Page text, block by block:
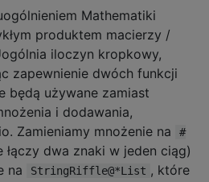
Mathematiki
produktem macierzy /
iloczyn kropkowy,
zapewnienie dwóch funkcji
będą używane zamiast
i dodawania,
Zamieniamy mnożenie na
#
łączy dwa znaki w jeden ciąg)
na
StringRiffle@*List , które